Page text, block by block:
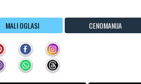
MALI OGLASI CENOMANIJA